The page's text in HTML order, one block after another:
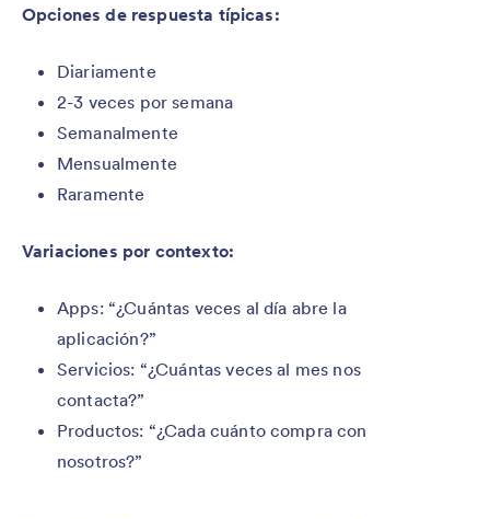
Opciones de respuesta típicas:
Diariamente
2-3 veces por semana
Semanalmente
Mensualmente
Raramente
Variaciones por contexto:
Apps: “¿Cuántas veces al día abre la
aplicación?”
Servicios: “¿Cuántas veces al mes nos
contacta?”
Productos: “¿Cada cuánto compra con
nosotros?”